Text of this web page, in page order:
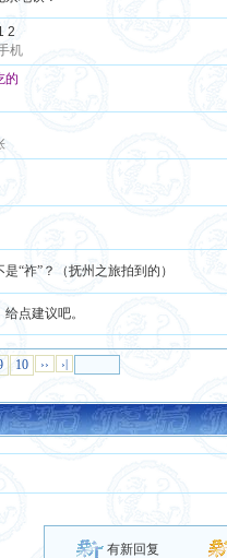
2
机
的
“祚”？（抚州之旅拍到的）
点建议吧。
10 ›› ›|
有新回复